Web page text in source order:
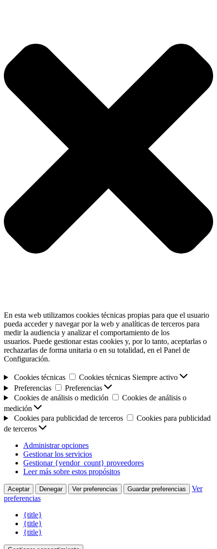
En esta web utilizamos cookies técnicas propias para que el usuario
pueda acceder y navegar por la web y analíticas de terceros para
medir la audiencia y analizar el comportamiento de los
usuarios. Puede gestionar estas cookies y, por lo tanto, aceptarlas o
rechazarlas de forma unitaria o en su totalidad, en el Panel de
Configuración.
Cookies técnicas Cookies técnicas Siempre activo
Preferencias
Preferencias
Cookies de análisis o medición
Cookies de análisis o
medición
Cookies para publicidad de terceros
Cookies para publicidad
de terceros
Administrar opciones
Gestionar los servicios
Gestionar {vendor_count} proveedores
Leer más sobre estos propósitos
Aceptar Denegar Ver preferencias Guardar preferencias
Ver
preferencias
{title}
{title}
{title}